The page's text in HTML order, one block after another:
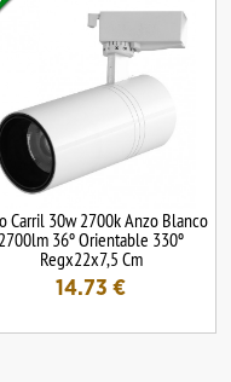
Carril 30w 2700k Anzo Blanco
2700lm 36º Orientable 330º
Regx22x7,5 Cm
14.73 €